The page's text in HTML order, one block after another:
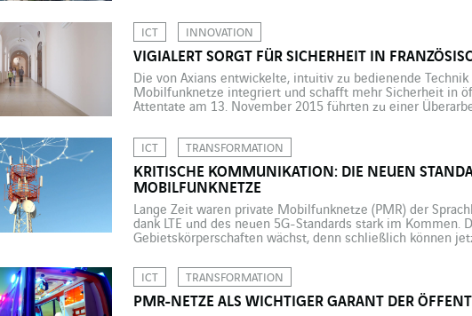
Frankreich soll etwa die Pariser Busflotte bereits 2025
ICT INNOVATION
VIGIALERT SORGT FÜR SICHERHEIT IN
Die von Axians entwickelte, intuitiv zu bedienende
Mobilfunknetze integriert und schafft mehr Sicherheit in
Attentate am 13. November 2015 führten zu einer
Behörden fest, welche Sicherheitsmaßnahmen in
ICT TRANSFORMATION
KRITISCHE KOMMUNIKATION: DIE NEUEN
MOBILFUNKNETZE
Lange Zeit waren private Mobilfunknetze (PMR) der
dank LTE und des neuen 5G-Standards stark im Kommen.
Gebietskörperschaften wächst, denn schließlich können
zuverlässiges Kommunikationssystem, das überall und
ICT TRANSFORMATION
PMR-NETZE ALS WICHTIGER GARANT DER